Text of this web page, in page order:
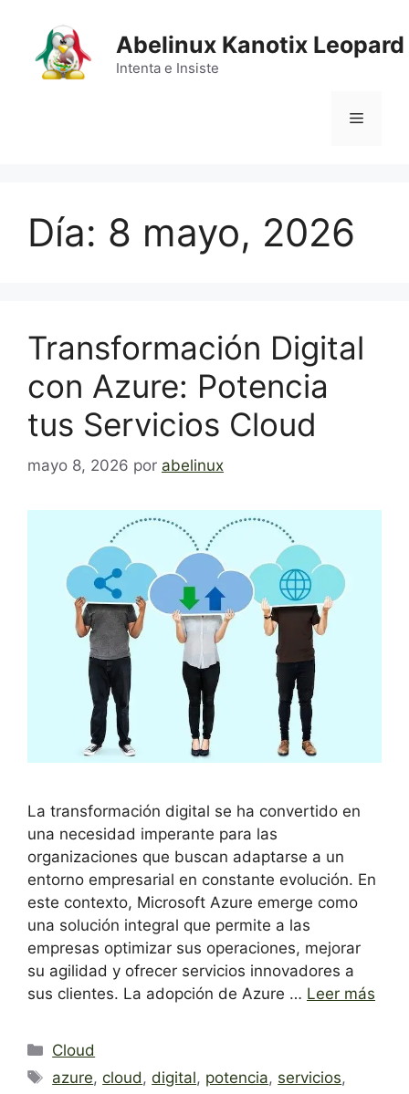
contenido
Abelinux Kanotix Leopard
Intenta e Insiste
Menú
Día: 8 mayo, 2026
Transformación Digital
con Azure: Potencia
tus Servicios Cloud
mayo 8, 2026 por abelinux
La transformación digital se ha convertido en
una necesidad imperante para las
organizaciones que buscan adaptarse a un
entorno empresarial en constante evolución. En
este contexto, Microsoft Azure emerge como
una solución integral que permite a las
empresas optimizar sus operaciones, mejorar
su agilidad y ofrecer servicios innovadores a
sus clientes. La adopción de Azure … Leer más
Categorías
Cloud
Etiquetas
azure,cloud ,digital, potencia, servicios,